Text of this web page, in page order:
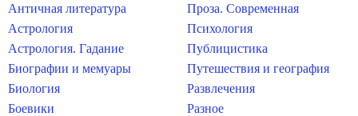
Античная литература
Астрология
Астрология. Гадание
Биографии и мемуары
Биология
Боевики
Проза. Современная
Психология
Публицистика
Путешествия и география
Развлечения
Разное